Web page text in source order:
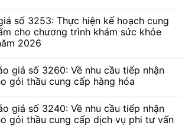
số 3253: Thực hiện kế hoạch cung
cho chương trình khám sức khỏe
2026
giá số 3260: Về nhu cầu tiếp nhận
gói thầu cung cấp hàng hóa
giá số 3240: Về nhu cầu tiếp nhận
gói thầu cung cấp dịch vụ phi tư vấn